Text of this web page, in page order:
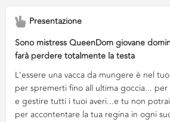
Presentazione
Sono mistress QueenDom giovane
farà perdere totalmente la testa
L'essere una vacca da mungere è nel
per spremerti fino all ultima goccia...
e gestire tutti i tuoi averi...e tu non
per accontentare la tua regina in ogni